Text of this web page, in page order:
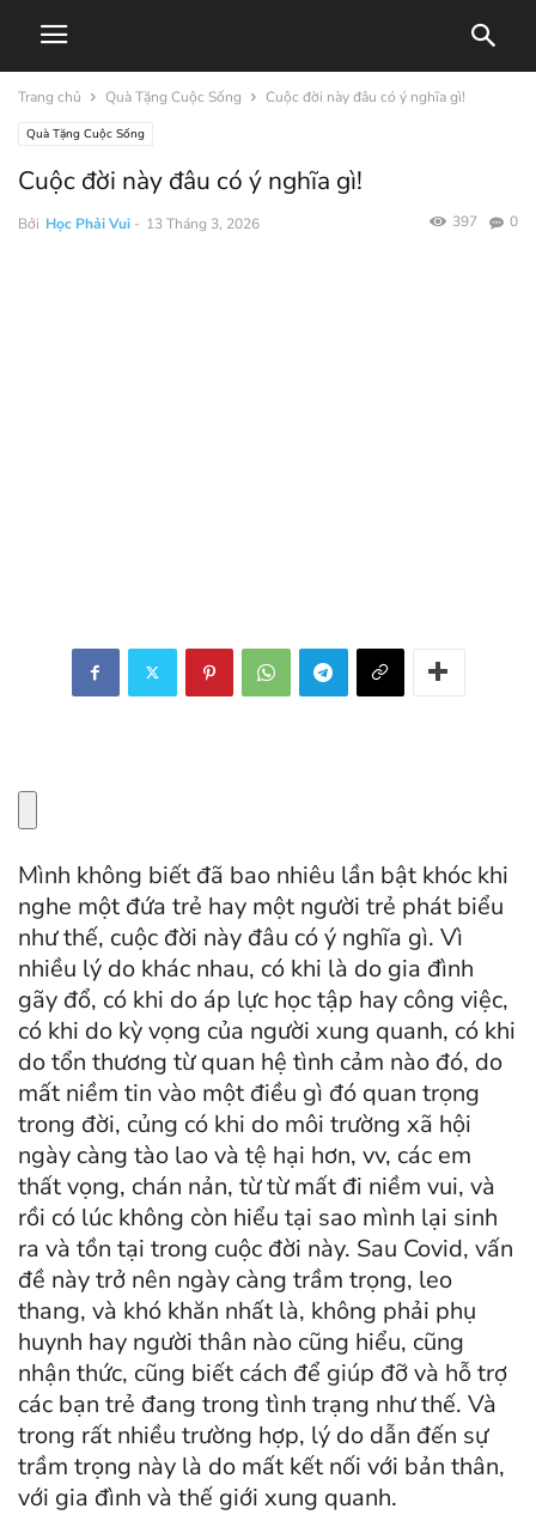
Trang chủ Quà Tặng Cuộc Sống Cuộc đời này đâu có ý nghĩa gì!
Quà Tặng Cuộc Sống
Cuộc đời này đâu có ý nghĩa gì!
Bởi Học Phải Vui - 13 Tháng 3, 2026 0
397
Mình không biết đã bao nhiêu lần bật khóc khi
nghe một đứa trẻ hay một người trẻ phát biểu
như thế, cuộc đời này đâu có ý nghĩa gì. Vì
nhiều lý do khác nhau, có khi là do gia đình
gãy đổ, có khi do áp lực học tập hay công việc,
có khi do kỳ vọng của người xung quanh, có khi
do tổn thương từ quan hệ tình cảm nào đó, do
mất niềm tin vào một điều gì đó quan trọng
trong đời, củng có khi do môi trường xã hội
ngày càng tào lao và tệ hại hơn, vv, các em
thất vọng, chán nản, từ từ mất đi niềm vui, và
rồi có lúc không còn hiểu tại sao mình lại sinh
ra và tồn tại trong cuộc đời này. Sau Covid, vấn
đề này trở nên ngày càng trầm trọng, leo
thang, và khó khăn nhất là, không phải phụ
huynh hay người thân nào cũng hiểu, cũng
nhận thức, cũng biết cách để giúp đỡ và hỗ trợ
các bạn trẻ đang trong tình trạng như thế. Và
trong rất nhiều trường hợp, lý do dẫn đến sự
trầm trọng này là do mất kết nối với bản thân,
với gia đình và thế giới xung quanh.